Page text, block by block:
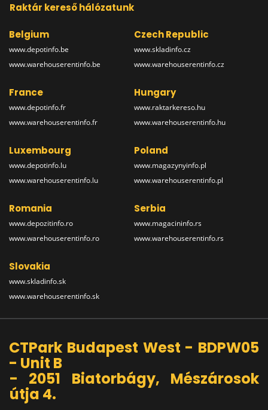
Raktár kereső hálózatunk
Belgium
www.depotinfo.be
www.warehouserentinfo.be
Czech Republic
www.skladinfo.cz
www.warehouserentinfo.cz
France
www.depotinfo.fr
www.warehouserentinfo.fr
Hungary
www.raktarkereso.hu
www.warehouserentinfo.hu
Luxembourg
www.depotinfo.lu
www.warehouserentinfo.lu
Poland
www.magazynyinfo.pl
www.warehouserentinfo.pl
Romania
www.depozitinfo.ro
www.warehouserentinfo.ro
Serbia
www.magacininfo.rs
www.warehouserentinfo.rs
Slovakia
www.skladinfo.sk
www.warehouserentinfo.sk
CTPark Budapest West - BDPW05
- Unit B
- 2051 Biatorbágy, Mészárosok
útja 4.